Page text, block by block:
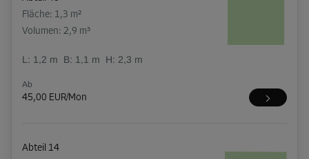
Fläche: 1,3 m²
Volumen: 2,9 m³
L: 1,2 m B: 1,1 m H: 2,3 m
Ab
45,00 EUR/Mon
Abteil 14